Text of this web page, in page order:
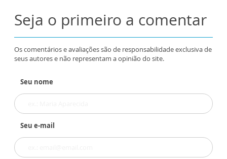
Seja o primeiro a comentar
Os comentários e avaliações são de responsabilidade exclusiva de
seus autores e não representam a opinião do site.
Seu nome
Seu e-mail